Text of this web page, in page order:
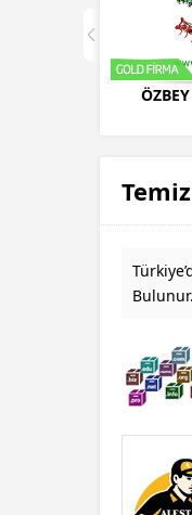
ÖZBEY
Bulunur.